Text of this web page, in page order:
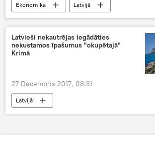
Ekonomika Latvijā
Latvieši nekautrējas iegādāties
nekustamos īpašumus "okupētajā"
Krimā
27 Decembris 2017, 08:31
Latvijā